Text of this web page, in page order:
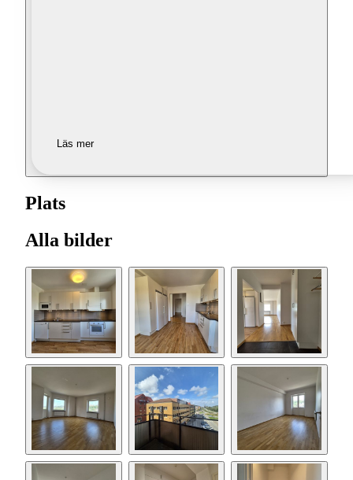
Läs mer
Plats
Alla bilder